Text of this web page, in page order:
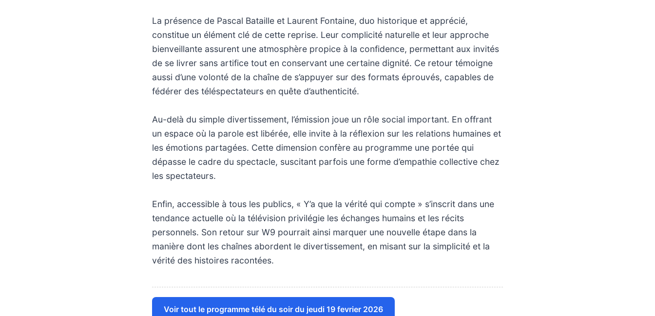
La présence de Pascal Bataille et Laurent Fontaine, duo historique et apprécié,
constitue un élément clé de cette reprise. Leur complicité naturelle et leur approche
bienveillante assurent une atmosphère propice à la confidence, permettant aux invités
de se livrer sans artifice tout en conservant une certaine dignité. Ce retour témoigne
aussi d’une volonté de la chaîne de s’appuyer sur des formats éprouvés, capables de
fédérer des téléspectateurs en quête d’authenticité.
Au-delà du simple divertissement, l’émission joue un rôle social important. En offrant
un espace où la parole est libérée, elle invite à la réflexion sur les relations humaines et
les émotions partagées. Cette dimension confère au programme une portée qui
dépasse le cadre du spectacle, suscitant parfois une forme d’empathie collective chez
les spectateurs.
Enfin, accessible à tous les publics, « Y’a que la vérité qui compte » s’inscrit dans une
tendance actuelle où la télévision privilégie les échanges humains et les récits
personnels. Son retour sur W9 pourrait ainsi marquer une nouvelle étape dans la
manière dont les chaînes abordent le divertissement, en misant sur la simplicité et la
vérité des histoires racontées.
Voir tout le programme télé du soir du jeudi 19 fevrier 2026